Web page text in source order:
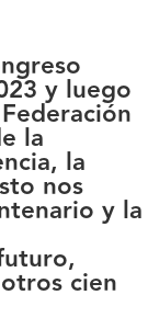
y luego
la
la
nos
y la
cien